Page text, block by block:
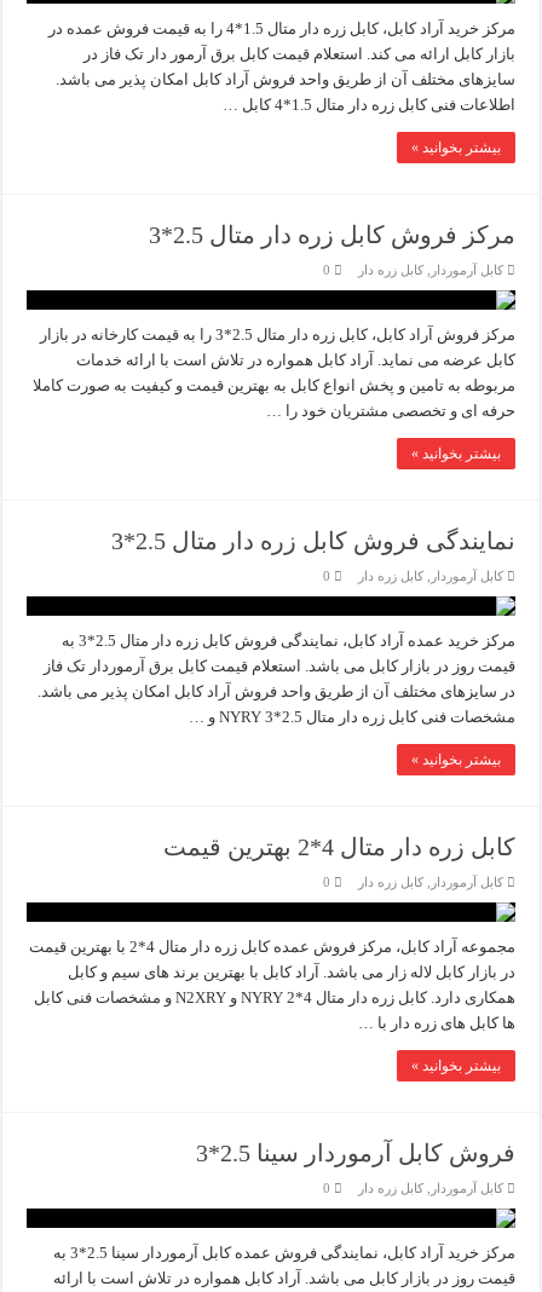
مرکز خرید آراد کابل، کابل زره دار متال 1.5*4 را به قیمت فروش عمده در
بازار کابل ارائه می کند. استعلام قیمت کابل برق آرمور دار تک فاز در
سایزهای مختلف آن از طریق واحد فروش آراد کابل امکان پذیر می باشد.
اطلاعات فنی کابل زره دار متال 1.5*4 کابل …
بیشتر بخوانید »
مرکز فروش کابل زره دار متال 2.5*3
کابل آرموردار ,کابل زره دار 0
مرکز فروش آراد کابل، کابل زره دار متال 2.5*3 را به قیمت کارخانه در بازار
کابل عرضه می نماید. آراد کابل همواره در تلاش است با ارائه خدمات
مربوطه به تامین و پخش انواع کابل به بهترین قیمت و کیفیت به صورت کاملا
حرفه ای و تخصصی مشتریان خود را …
بیشتر بخوانید »
نمایندگی فروش کابل زره دار متال 2.5*3
کابل آرموردار ,کابل زره دار 0
مرکز خرید عمده آراد کابل، نمایندگی فروش کابل زره دار متال 2.5*3 به
قیمت روز در بازار کابل می باشد. استعلام قیمت کابل برق آرموردار تک فاز
در سایزهای مختلف آن از طریق واحد فروش آراد کابل امکان پذیر می باشد.
مشخصات فنی کابل زره دار متال 2.5*3 NYRY و …
بیشتر بخوانید »
کابل زره دار متال 4*2 بهترین قیمت
کابل آرموردار ,کابل زره دار 0
مجموعه آراد کابل، مرکز فروش عمده کابل زره دار متال 4*2 با بهترین قیمت
در بازار کابل لاله زار می باشد. آراد کابل با بهترین برند های سیم و کابل
همکاری دارد. کابل زره دار متال 4*2 NYRY و N2XRY و مشخصات فنی کابل
ها کابل های زره دار با …
بیشتر بخوانید »
فروش کابل آرموردار سینا 2.5*3
کابل آرموردار ,کابل زره دار 0
مرکز خرید آراد کابل، نمایندگی فروش عمده کابل آرموردار سینا 2.5*3 به
قیمت روز در بازار کابل می باشد. آراد کابل همواره در تلاش است با ارائه